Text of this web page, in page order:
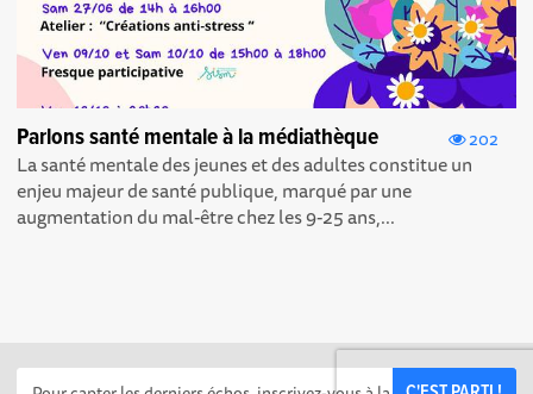
202
Parlons santé mentale à la médiathèque
La santé mentale des jeunes et des adultes constitue un
enjeu majeur de santé publique, marqué par une
augmentation du mal-être chez les 9-25 ans,...